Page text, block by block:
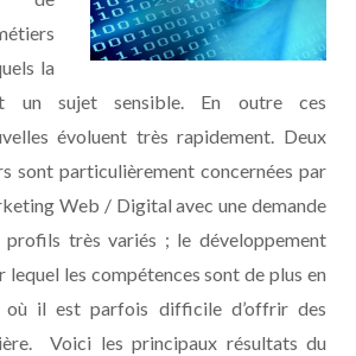
la
un sujet sensible. En outre ces
évoluent très rapidement. Deux
sont particulièrement concernées par
Web / Digital avec une demande
profils très variés ; le développement
les compétences sont de plus en
où il est parfois difficile d’offrir des
Voici les principaux résultats du